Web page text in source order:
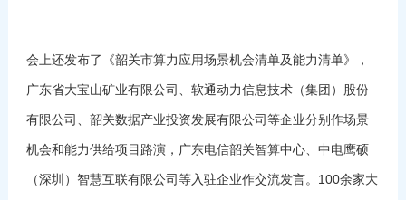
会上还发布了《韶关市算力应用场景机会清单及能力清单》，
广东省大宝山矿业有限公司、软通动力信息技术（集团）股份
有限公司、韶关数据产业投资发展有限公司等企业分别作场景
机会和能力供给项目路演，广东电信韶关智算中心、中电鹰硕
（深圳）智慧互联有限公司等入驻企业作交流发言。100余家大